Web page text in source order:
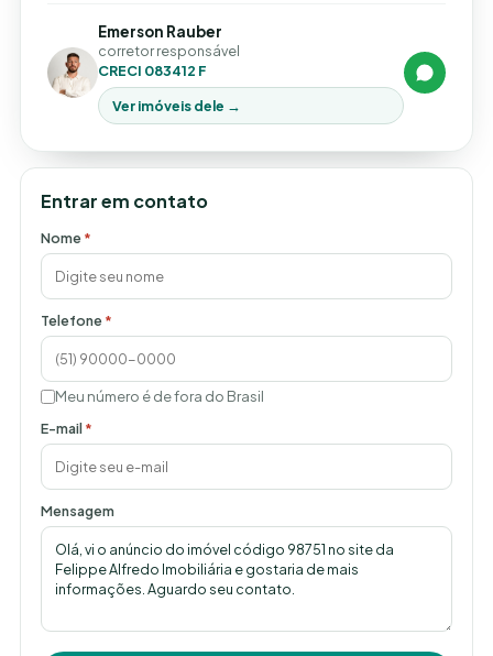
Emerson Rauber
corretor responsável
CRECI 083412 F
Ver imóveis dele →
Entrar em contato
Nome*
Telefone*
Meu número é de fora do Brasil
E-mail*
Mensagem